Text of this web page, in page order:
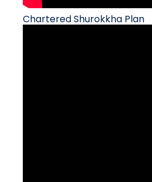
Chartered Shurokkha Plan